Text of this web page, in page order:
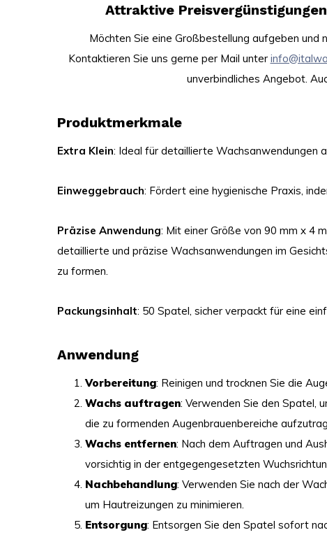
Attraktive
Möchten Sie eine Großbestellung aufgeben und
Kontaktieren Sie uns gerne per Mail unter
unverbindliches Angebot.
Produktmerkmale
Extra Klein: Ideal für detaillierte Wachsanwendungen
Einweggebrauch: Fördert eine hygienische Praxis,
Präzise Anwendung: Mit einer Größe von 90 mm x 4
detaillierte und präzise Wachsanwendungen im
zu formen.
Packungsinhalt: 50 Spatel, sicher verpackt für eine
Anwendung
Vorbereitung: Reinigen und trocknen Sie die
Wachs auftragen: Verwenden Sie den Spatel,
die zu formenden Augenbrauenbereiche
Wachs entfernen: Nach dem Auftragen und
vorsichtig in der entgegengesetzten
Nachbehandlung: Verwenden Sie nach der
um Hautreizungen zu minimieren.
Entsorgung: Entsorgen Sie den Spatel sofort